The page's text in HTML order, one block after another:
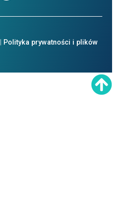
Polityka prywatności i plików